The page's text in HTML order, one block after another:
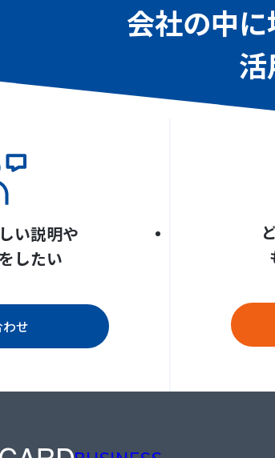
会社の中
活
い説明や
したい
せ